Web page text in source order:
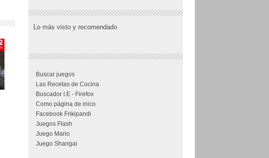
Lo más visto y recomendado
Buscar juegos
Las Recetas de Cocina
Buscador I.E - Firefox
Como página de inico
Facebook Frikipandi
Juegos Flash
Juego Mario
Juego Shangai